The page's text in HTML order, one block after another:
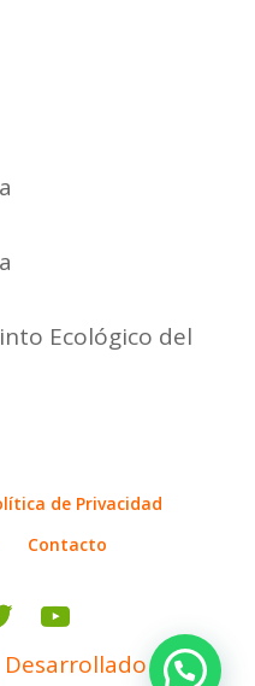
de Privacidad
Contacto
por